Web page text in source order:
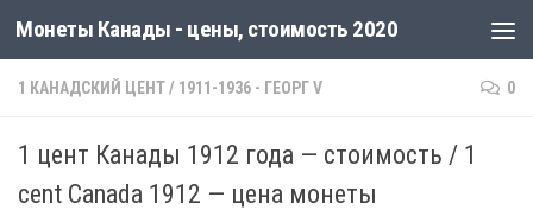
Монеты Канады - цены, стоимость 2020
1 КАНАДСКИЙ ЦЕНТ/ 1911-1936 - ГЕОРГ V 0
1 цент Канады 1912 года — стоимость / 1
cent Canada 1912 — цена монеты